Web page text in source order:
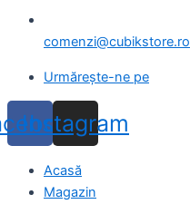
comenzi@cubikstore.ro
Urmărește-ne pe
Instagram
Acasă
Magazin